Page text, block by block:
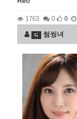
1763 0 0
G 썸씽녀